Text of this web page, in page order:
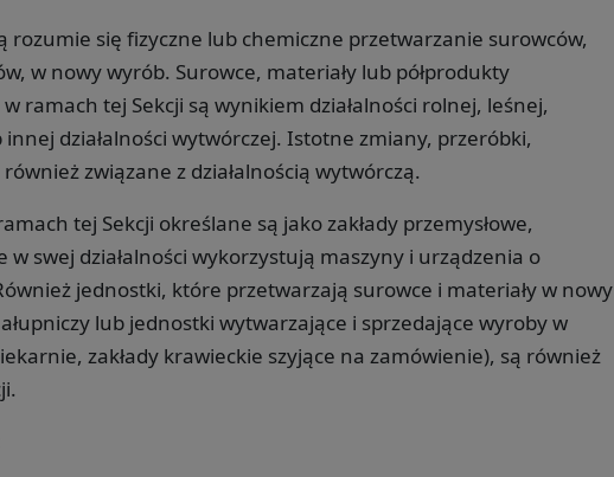
rozumie się fizyczne lub chemiczne przetwarzanie surowców,
w nowy wyrób. Surowce, materiały lub półprodukty
ramach tej Sekcji są wynikiem działalności rolnej, leśnej,
działalności wytwórczej. Istotne zmiany, przeróbki,
związane z działalnością wytwórczą.
tej Sekcji określane są jako zakłady przemysłowe,
swej działalności wykorzystują maszyny i urządzenia o
jednostki, które przetwarzają surowce i materiały w nowy
lub jednostki wytwarzające i sprzedające wyroby w
zakłady krawieckie szyjące na zamówienie), są również